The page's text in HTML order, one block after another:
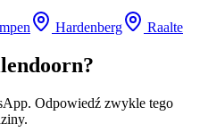
Hardenberg Raalte
Odpowiedź zwykle tego